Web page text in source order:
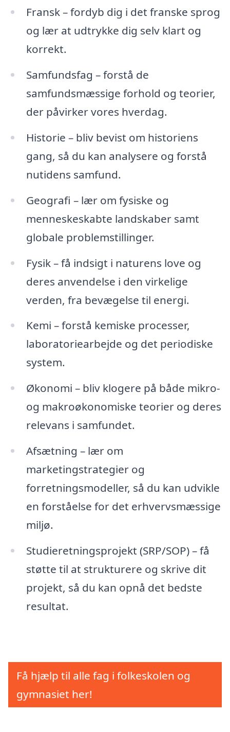
Fransk – fordyb dig i det franske sprog
og lær at udtrykke dig selv klart og
korrekt.
Samfundsfag – forstå de
samfundsmæssige forhold og teorier,
der påvirker vores hverdag.
Historie – bliv bevist om historiens
gang, så du kan analysere og forstå
nutidens samfund.
Geografi – lær om fysiske og
menneskeskabte landskaber samt
globale problemstillinger.
Fysik – få indsigt i naturens love og
deres anvendelse i den virkelige
verden, fra bevægelse til energi.
Kemi – forstå kemiske processer,
laboratoriearbejde og det periodiske
system.
Økonomi – bliv klogere på både mikro-
og makroøkonomiske teorier og deres
relevans i samfundet.
Afsætning – lær om
marketingstrategier og
forretningsmodeller, så du kan udvikle
en forståelse for det erhvervsmæssige
miljø.
Studieretningsprojekt (SRP/SOP) – få
støtte til at strukturere og skrive dit
projekt, så du kan opnå det bedste
resultat.
Få hjælp til alle fag i folkeskolen og
gymnasiet her!